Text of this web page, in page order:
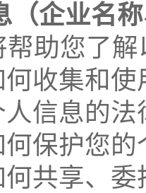
（企业名
助您了
收集和
人信息的法
保护您的
共享、